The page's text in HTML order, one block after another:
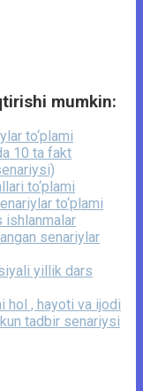
mumkin:
to‘plami
10 ta fakt
to‘plami
to‘plami
senariylar
yillik dars
hol , hayoti va ijodi
tadbir senariysi